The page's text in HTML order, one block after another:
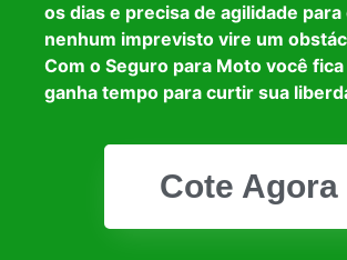
os dias e precisa de agilidade para
nenhum imprevisto vire um
Com o Seguro para Moto você
ganha tempo para curtir sua
Cote Agora